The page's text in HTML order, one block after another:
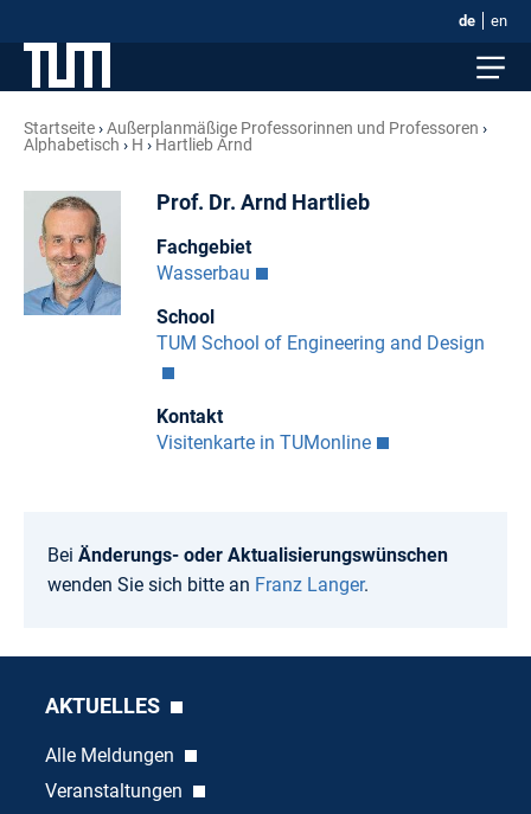
de en
Startseite
Außerplanmäßige Professorinnen und Professoren
Alphabetisch
H Hartlieb Arnd
Prof. Dr. Arnd Hartlieb
Fachgebiet
Wasserbau
School
TUM School of Engineering and Design
Kontakt
Visitenkarte in TUMonline
Bei Änderungs- oder Aktualisierungswünschen
wenden Sie sich bitte an Franz Langer.
AKTUELLES
Alle Meldungen
Veranstaltungen